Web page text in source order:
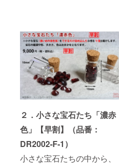
２．小さな宝石たち「濃赤
色」【早割】（品番：
DR2002-F-1）
小さな宝石たちの中から、